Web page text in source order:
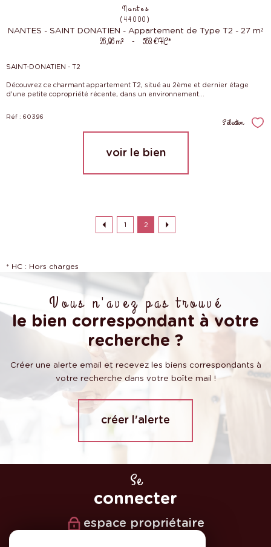
Nantes
(44000)
NANTES - SAINT DONATIEN - Appartement de Type T2 - 27 m²
26,86 m² - 563 €HC*
SAINT-DONATIEN - T2
Découvrez ce charmant appartement T2, situé au 2ème et dernier étage
d'une petite copropriété récente, dans un environnement...
Réf : 60396
Sélection
voir le bien
1 2
* HC : Hors charges
Vous n'avez pas trouvé
le bien correspondant à votre
recherche ?
Créer une alerte email et recevez les biens correspondants à
votre recherche dans votre boîte mail !
créer l'alerte
Se
connecter
espace propriétaire